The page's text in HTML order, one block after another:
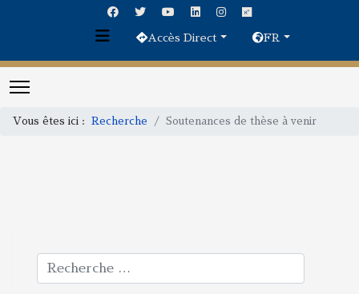
Accès Direct FR
Vous êtes ici : Recherche Soutenances de thèse à venir
Rechercher